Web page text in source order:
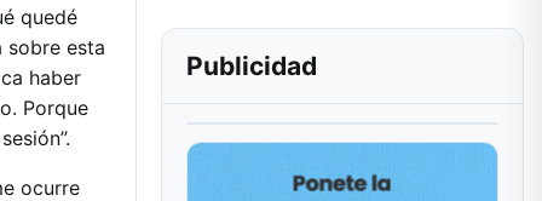
quedé
sobre esta
haber
Porque
ocurre
Publicidad